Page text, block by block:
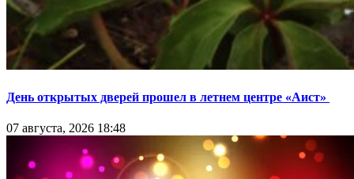
День открытых дверей прошел в летнем центре «Аист»
07 августа, 2026 18:48